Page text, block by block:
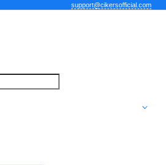
support@cikersofficial.com